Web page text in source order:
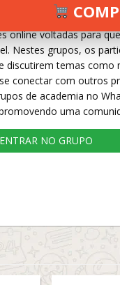
online voltadas para
Nestes grupos, os
temas como
conectar com outros
de academia no
uma
ENTRAR NO GRUPO